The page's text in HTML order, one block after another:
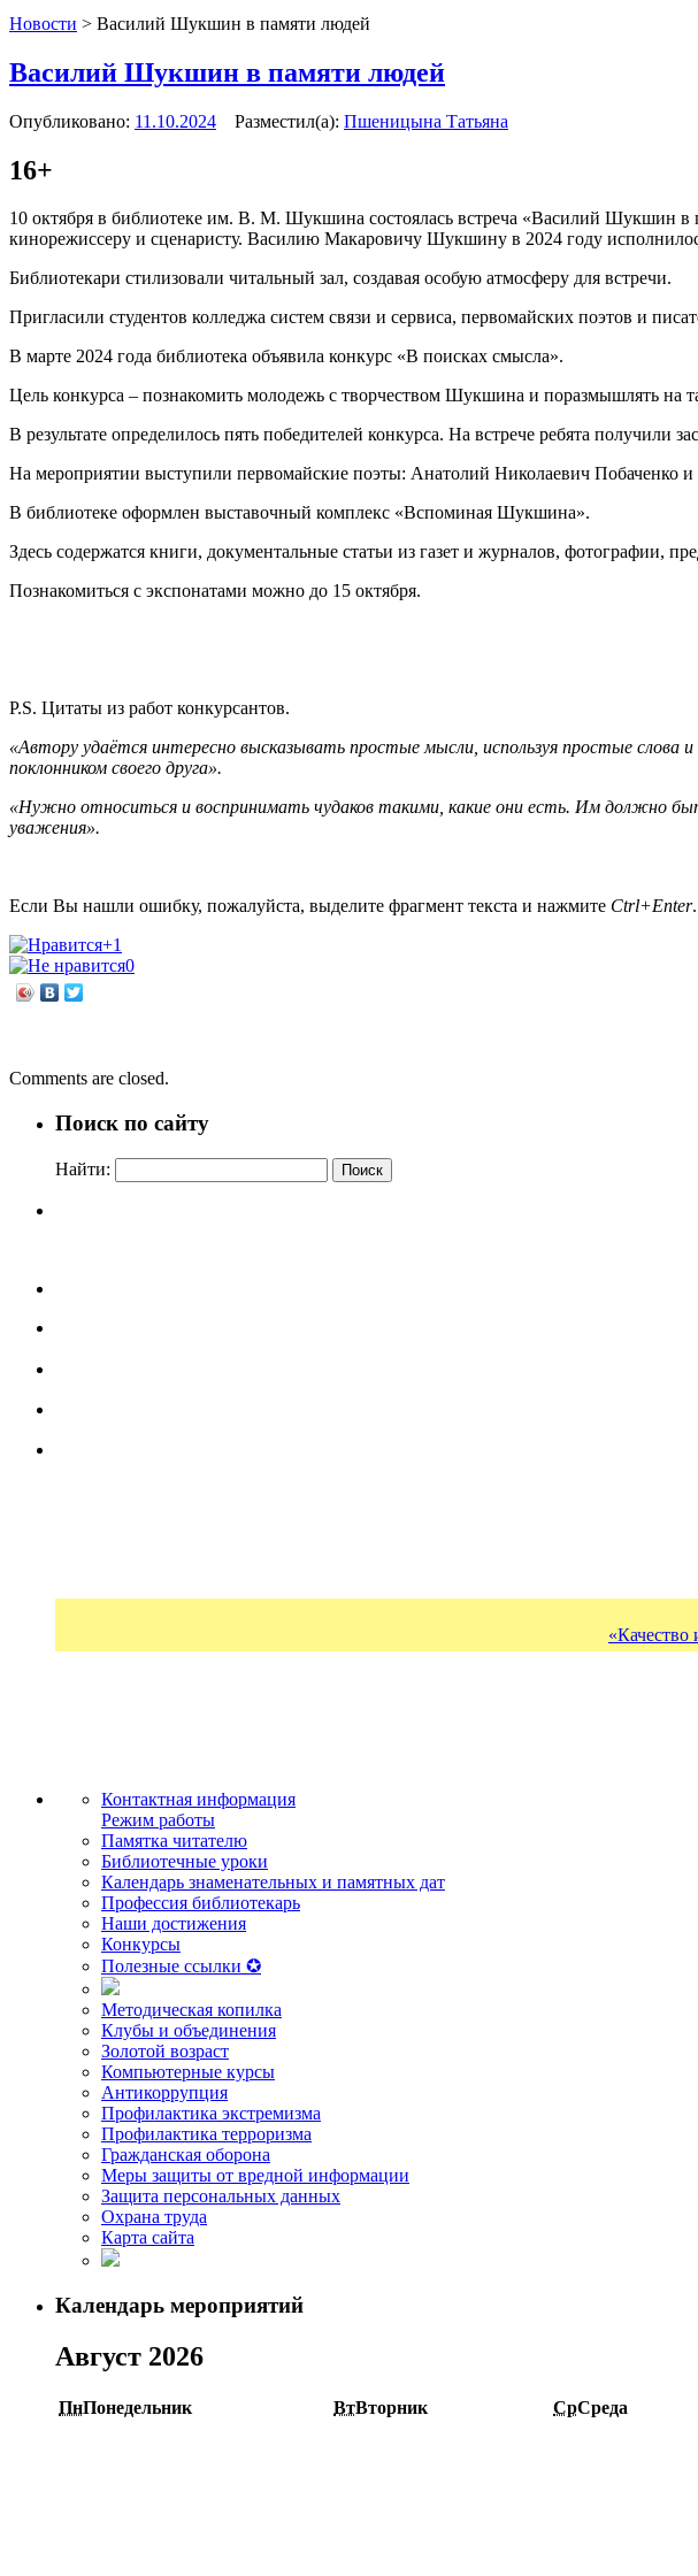
Новости > Василий Шукшин в памяти людей
Василий Шукшин в памяти людей
Опубликовано: 11.10.2024 Разместил(а): Пшеницына Татьяна
16+
10 октября в библиотеке им. В. М. Шукшина состоялась встреча «Василий Шукшин в
кинорежиссеру и сценаристу. Василию Макаровичу Шукшину в 2024 году
Библиотекари стилизовали читальный зал, создавая особую атмосферу для встречи.
Пригласили студентов колледжа систем связи и сервиса, первомайских поэтов и
В марте 2024 года библиотека объявила конкурс «В поисках смысла».
Цель конкурса – познакомить молодежь с творчеством Шукшина и поразмышлять на
В результате определилось пять победителей конкурса. На встрече ребята получили
На мероприятии выступили первомайские поэты: Анатолий Николаевич
В библиотеке оформлен выставочный комплекс «Вспоминая Шукшина».
Здесь содержатся книги, документальные статьи из газет и журналов, фотографии,
Познакомиться с экспонатами можно до 15 октября.
P.S. Цитаты из работ конкурсантов.
«Автору удаётся интересно высказывать простые мысли, используя простые
поклонником своего друга».
«Нужно относиться и воспринимать чудаков такими, какие они есть. Им должно
уважения».
Если Вы нашли ошибку, пожалуйста, выделите фрагмент текста и нажмите Ctrl+Enter.
+1
0
Comments are closed.
Поиск по сайту
Найти:
«Качество
Контактная информация
Режим работы
Памятка читателю
Библиотечные уроки
Календарь знаменательных и памятных дат
Профессия библиотекарь
Наши достижения
Конкурсы
Полезные ссылки ✪
Методическая копилка
Клубы и объединения
Золотой возраст
Компьютерные курсы
Антикоррупция
Профилактика экстремизма
Профилактика терроризма
Гражданская оборона
Меры защиты от вредной информации
Защита персональных данных
Охрана труда
Карта сайта
Календарь мероприятий
Август 2026
ПнПонедельник ВтВторник СрСреда